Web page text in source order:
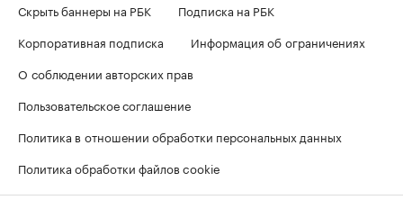
Скрыть баннеры на РБК
Подписка на РБК
Корпоративная подписка
Информация об ограничениях
О соблюдении авторских прав
Пользовательское соглашение
Политика в отношении обработки персональных данных
Политика обработки файлов cookie